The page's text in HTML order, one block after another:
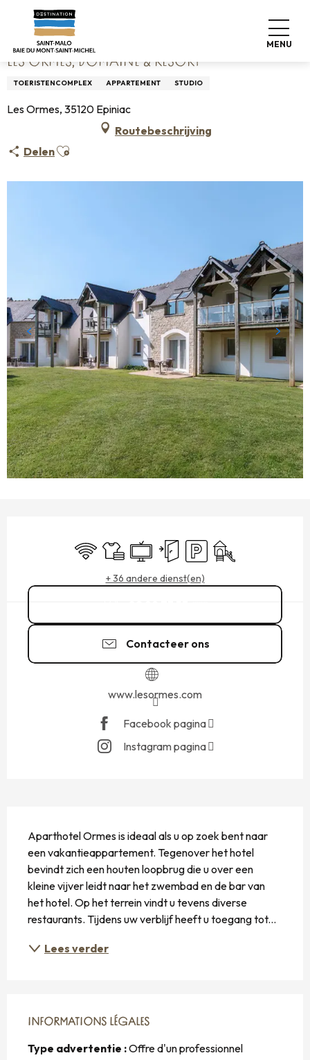
contenu
principal
MENU
Home Les Ormes, Domaine & Resort
LES ORMES, DOMAINE & RESORT
TOERISTENCOMPLEX APPARTEMENT STUDIO
Les Ormes, 35120 Epiniac
Routebeschrijving
DelenAjouter aux favoris
Wifi Lakens en linnengoed
TelevisieOnafhankelijke ingang
Parkeerplaats
Kinderspelen /
+ 36 andere dienst(en)
Contacteer ons
www.lesormes.com
Facebook pagina
Instagram pagina
Aparthotel Ormes is ideaal als u op zoek bent naar
een vakantieappartement. Tegenover het hotel
bevindt zich een houten loopbrug die u over een
kleine vijver leidt naar het zwembad en de bar van
het hotel. Op het terrein vindt u tevens diverse
restaurants. Tijdens uw verblijf heeft u toegang tot...
Lees verder
INFORMATIONS LÉGALES
INFORMATIONS LÉGALES
Type advertentie :Offre d'un professionnel